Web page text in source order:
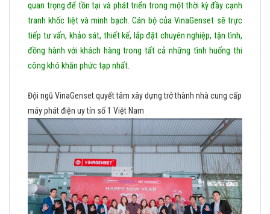
quan trọng để tồn tại và phát triển trong một thời kỳ đầy cạnh
tranh khốc liệt và minh bạch. Cán bộ củaVinaGenset sẽ trực
tiếp tư vấn, khảo sát, thiết kế, lắp đặt chuyên nghiệp, tận tình,
đồng hành với khách hàng trong tất cả những tình huống thi
công khó khăn phức tạp nhất.
Đội ngũ VinaGenset quyết tâm xây dựng trở thành nhà cung cấp
máy phát điện uy tín số 1 Việt Nam